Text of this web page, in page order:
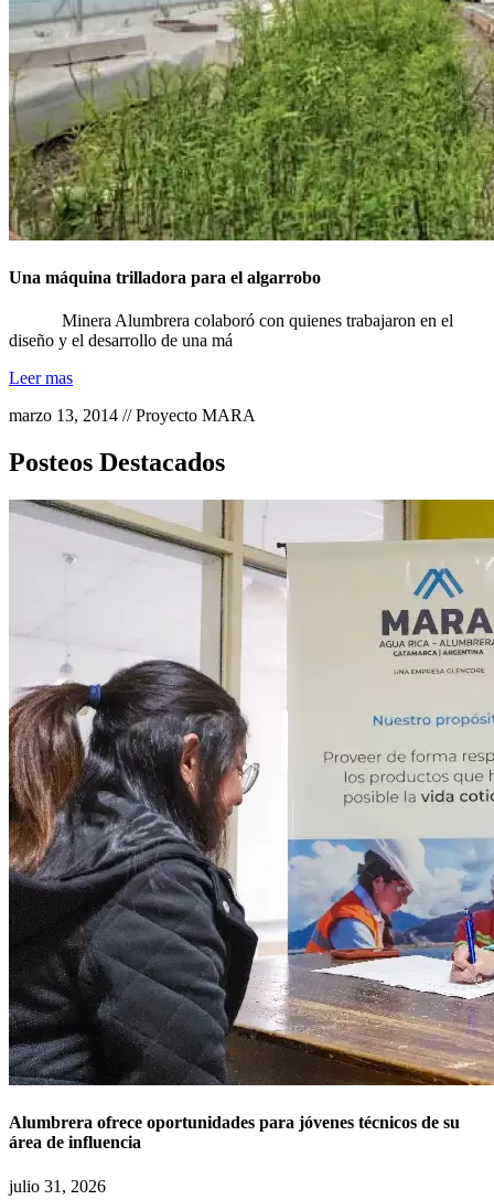
Una máquina trilladora para el algarrobo
Minera Alumbrera colaboró con quienes trabajaron en el
diseño y el desarrollo de una má
Leer mas
marzo 13, 2014 // Proyecto MARA
Posteos Destacados
Alumbrera ofrece oportunidades para jóvenes técnicos de su
área de influencia
julio 31, 2026